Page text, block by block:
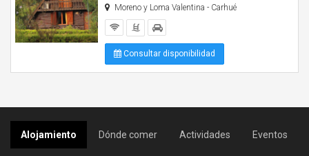
Moreno y Loma Valentina - Carhué
Consultar disponibilidad
Alojamiento Dónde comer Actividades Eventos